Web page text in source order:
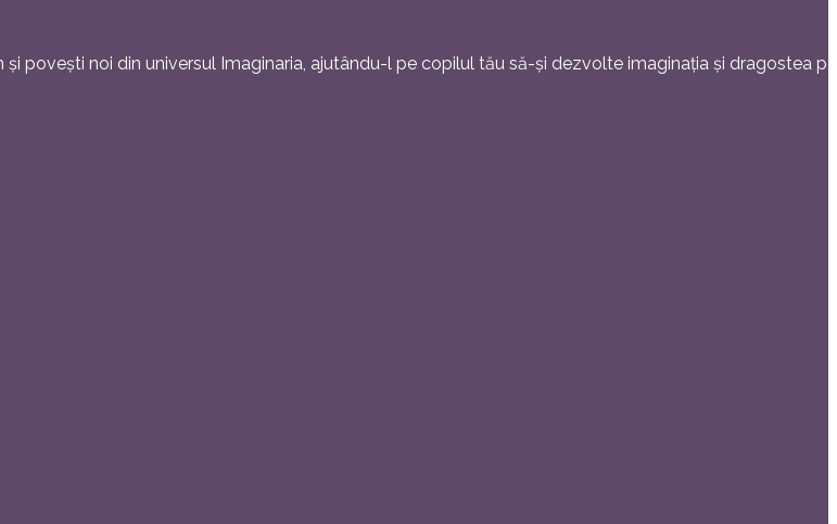
povești noi din universul Imaginaria, ajutându-l pe copilul tău să-și dezvolte imaginația și dragostea